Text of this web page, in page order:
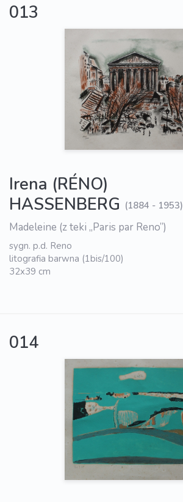
013
Irena (RÉNO)
HASSENBERG (1884 - 1953)
Madeleine (z teki „Paris par Reno”)
sygn. p.d. Reno
litografia barwna (1bis/100)
32x39 cm
014